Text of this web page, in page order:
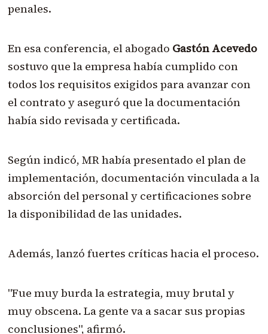
penales.
En esa conferencia, el abogado Gastón Acevedo
sostuvo que la empresa había cumplido con
todos los requisitos exigidos para avanzar con
el contrato y aseguró que la documentación
había sido revisada y certificada.
Según indicó, MR había presentado el plan de
implementación, documentación vinculada a la
absorción del personal y certificaciones sobre
la disponibilidad de las unidades.
Además, lanzó fuertes críticas hacia el proceso.
"Fue muy burda la estrategia, muy brutal y
muy obscena. La gente va a sacar sus propias
conclusiones", afirmó.